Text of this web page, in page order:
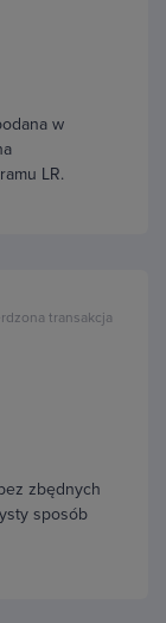
w
LR.
transakcja
zbędnych
sposób